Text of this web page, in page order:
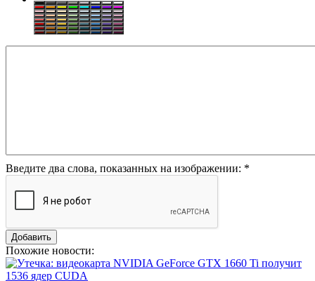
Введите два слова, показанных на изображении: *
Похожие новости: